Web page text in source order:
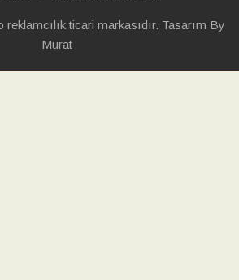
ticari markasıdır. Tasarım By
Murat